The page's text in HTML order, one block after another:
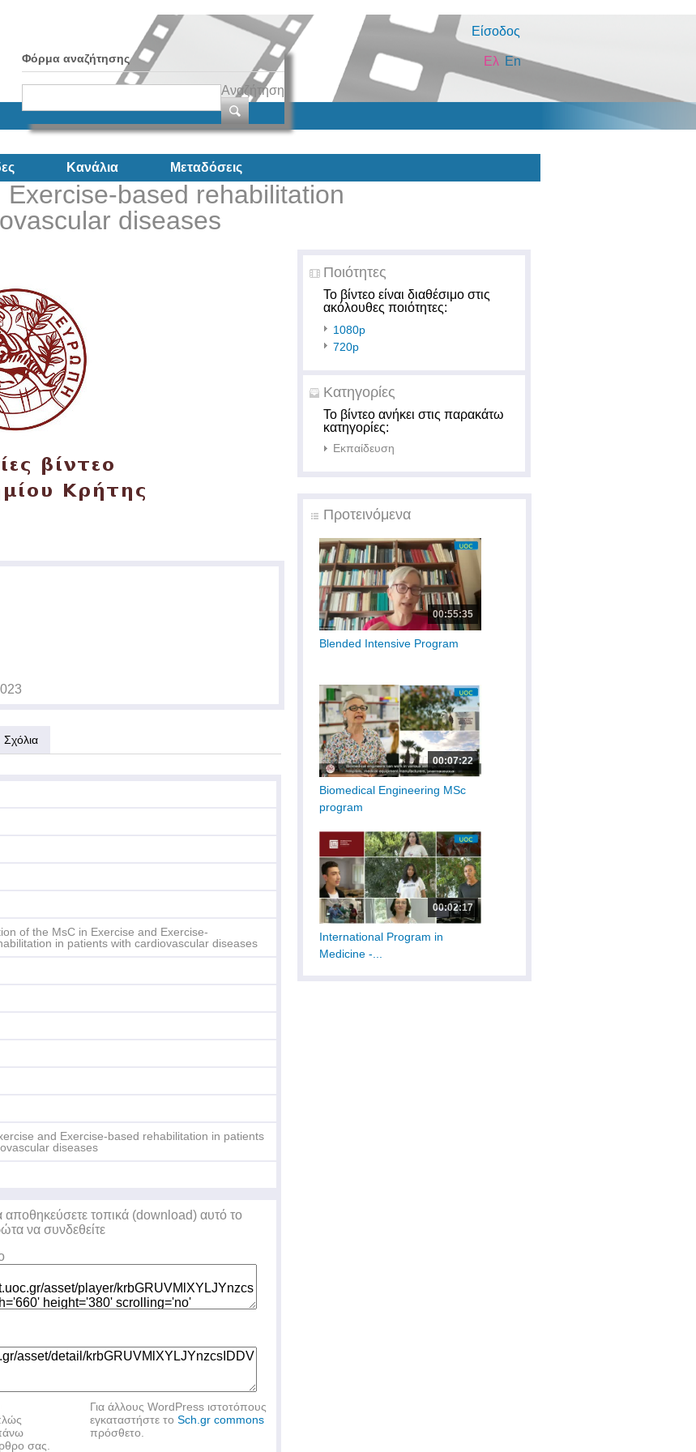
Είσοδος
Φόρμα αναζήτησης
Αναζήτηση
En
Ελ
Κανάλια Μεταδόσεις
based rehabilitation
diseases
Ποιότητες
Το βίντεο είναι διαθέσιμο στις
ακόλουθες ποιότητες:
1080p
720p
Κατηγορίες
Το βίντεο ανήκει στις παρακάτω
κατηγορίες:
Εκπαίδευση
Προτεινόμενα
00:55:35
Blended Intensive Program
00:07:22
Biomedical Engineering MSc
program
00:02:17
International Program in
Medicine -...
Σχόλια
of the MsC in Exercise and Exercise-
in patients with cardiovascular diseases
and Exercise-based rehabilitation in patients
diseases
αποθηκεύσετε τοπικά (download) αυτό το
να συνδεθείτε
σας.
Για άλλους WordPress ιστοτόπους
εγκαταστήστε το Sch.gr commons
πρόσθετο.